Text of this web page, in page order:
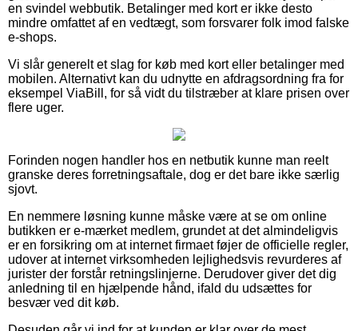
en svindel webbutik. Betalinger med kort er ikke desto
mindre omfattet af en vedtægt, som forsvarer folk imod falske
e-shops.
Vi slår generelt et slag for køb med kort eller betalinger med
mobilen. Alternativt kan du udnytte en afdragsordning fra for
eksempel ViaBill, for så vidt du tilstræber at klare prisen over
flere uger.
Forinden nogen handler hos en netbutik kunne man reelt
granske deres forretningsaftale, dog er det bare ikke særlig
sjovt.
En nemmere løsning kunne måske være at se om online
butikken er e-mærket medlem, grundet at det almindeligvis
er en forsikring om at internet firmaet føjer de officielle regler,
udover at internet virksomheden lejlighedsvis revurderes af
jurister der forstår retningslinjerne. Derudover giver det dig
anledning til en hjælpende hånd, ifald du udsættes for
besvær ved dit køb.